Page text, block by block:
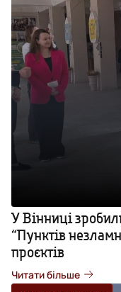
У Вінниці
“Пунктів
проєктів
Читати більше